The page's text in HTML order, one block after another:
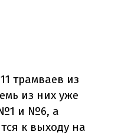
трамваев из
из них уже
№1 и №6, а
к выходу на